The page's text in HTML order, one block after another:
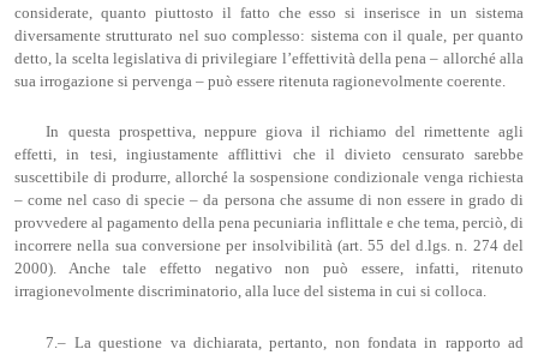
considerate, quanto piuttosto il fatto che esso si inserisce in un sistema
diversamente strutturato nel suo complesso: sistema con il quale, per quanto
detto, la scelta legislativa di privilegiare l’effettività della pena – allorché alla
sua irrogazione si pervenga – può essere ritenuta ragionevolmente coerente.
In questa prospettiva, neppure giova il richiamo del rimettente agli
effetti, in tesi, ingiustamente afflittivi che il divieto censurato sarebbe
suscettibile di produrre, allorché la sospensione condizionale venga richiesta
– come nel caso di specie – da persona che assume di non essere in grado di
provvedere al pagamento della pena pecuniaria inflittale e che tema, perciò, di
incorrere nella sua conversione per insolvibilità (art. 55 del d.lgs. n. 274 del
2000). Anche tale effetto negativo non può essere, infatti, ritenuto
irragionevolmente discriminatorio, alla luce del sistema in cui si colloca.
7.– La questione va dichiarata, pertanto, non fondata in rapporto ad